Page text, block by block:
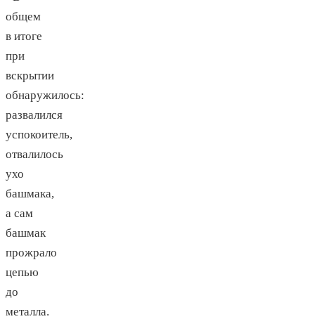
общем
в итоге
при
вскрытии
обнаружилось:
развалился
успокоитель,
отвалилось
ухо
башмака,
а сам
башмак
прожрало
цепью
до
металла.